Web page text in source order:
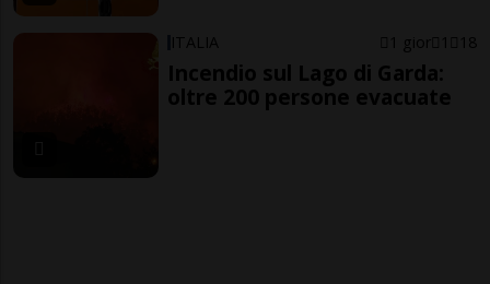
ITALIA 1 gior 1 18
Incendio sul Lago di Garda:
oltre 200 persone evacuate